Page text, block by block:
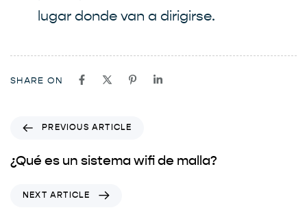
lugar donde van a dirigirse.
SHARE ON
PREVIOUS ARTICLE
¿Qué es un sistema wifi de malla?
NEXT ARTICLE